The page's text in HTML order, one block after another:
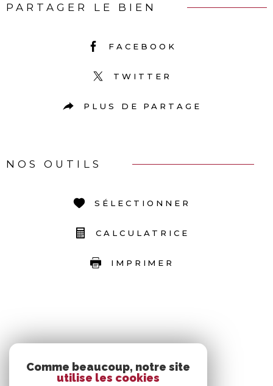
PARTAGER LE BIEN
FACEBOOK
TWITTER
PLUS DE PARTAGE
NOS OUTILS
SÉLECTIONNER
CALCULATRICE
IMPRIMER
Comme beaucoup, notre site
utilise les cookies